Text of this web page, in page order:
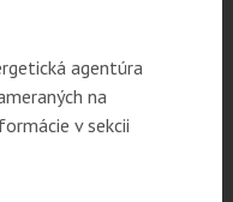
agentúra
na
v sekcii